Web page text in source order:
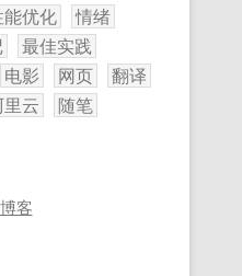
优化
情绪
最佳实践
电影 网页
翻译
里云 随笔
客